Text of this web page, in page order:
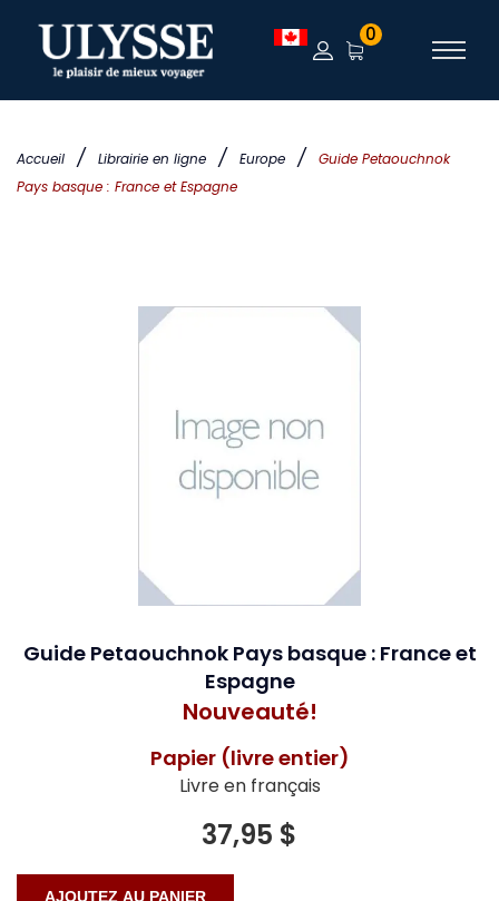
Accueil / Librairie en ligne / Europe /
Guide Petaouchnok
Pays basque : France et Espagne
0
Guide Petaouchnok Pays basque : France et
Espagne
Nouveauté!
Papier (livre entier)
Livre en français
37,95 $